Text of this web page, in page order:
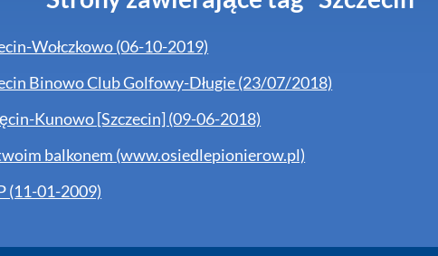
Wołczkowo (06-10-2019)
Binowo Club Golfowy-Długie (23/07/2018)
Kunowo [Szczecin] (09-06-2018)
balkonem (www.osiedlepionierow.pl)
(11-01-2009)